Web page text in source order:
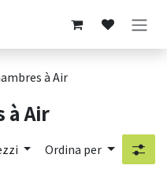
à Air
à Air
Ordina per